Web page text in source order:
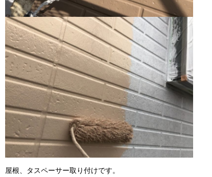
屋根、タスペーサー取り付けです。